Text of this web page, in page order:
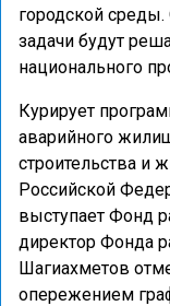
городской среды.
задачи будут
национального
Курирует
аварийного
строительства и
Российской
выступает Фонд
директор Фонда
Шагиахметов
опережением